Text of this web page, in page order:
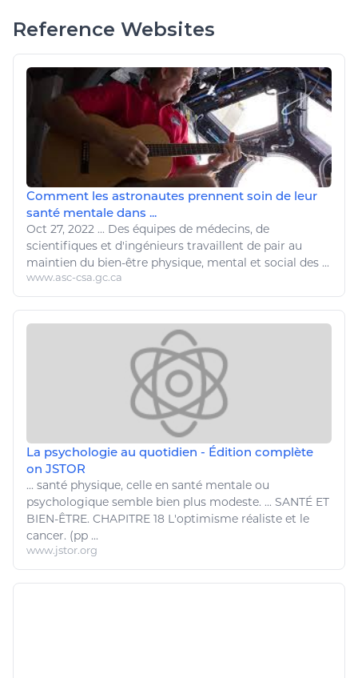
Reference Websites
Comment les astronautes prennent soin de leur
santé mentale dans ...
Oct 27, 2022 ... Des équipes de médecins, de
scientifiques et d'ingénieurs travaillent de pair au
maintien du bien-être physique, mental et social des ...
www.asc-csa.gc.ca
La psychologie au quotidien - Édition complète
on JSTOR
... santé physique, celle en santé mentale ou
psychologique semble bien plus modeste. ... SANTÉ ET
BIEN-ÊTRE. CHAPITRE 18 L'optimisme réaliste et le
cancer. (pp ...
www.jstor.org